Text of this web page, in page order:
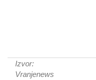
Izvor:
Vranjenews